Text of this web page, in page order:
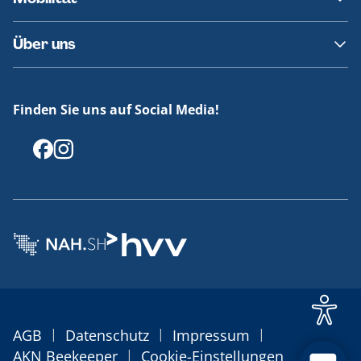
Fundsachen
Häufige Fragen
Barrierefreies Reisen
Erklärung Barrierefreiheit
Über uns
Offenlegungen
Finden Sie uns auf Social Media!
AGB | Datenschutz | Impressum |
AKN Beekeeper | Cookie-Einstellungen